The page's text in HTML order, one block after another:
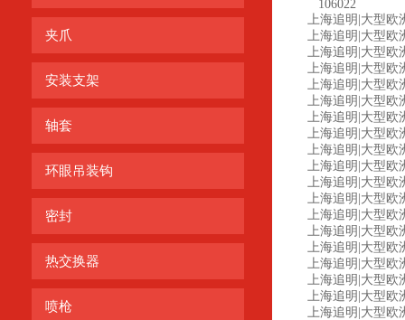
夹爪
安装支架
轴套
环眼吊装钩
密封
热交换器
喷枪
106022
上海追明|大型欧
上海追明|大型欧
上海追明|大型欧
上海追明|大型欧
上海追明|大型欧
上海追明|大型欧
上海追明|大型欧
上海追明|大型欧
上海追明|大型欧
上海追明|大型欧
上海追明|大型欧
上海追明|大型欧
上海追明|大型欧
上海追明|大型欧
上海追明|大型欧
上海追明|大型欧
上海追明|大型欧
上海追明|大型欧
上海追明|大型欧